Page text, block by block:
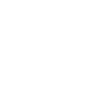
Máy
Xe Đạp
Máy Tập
Xe